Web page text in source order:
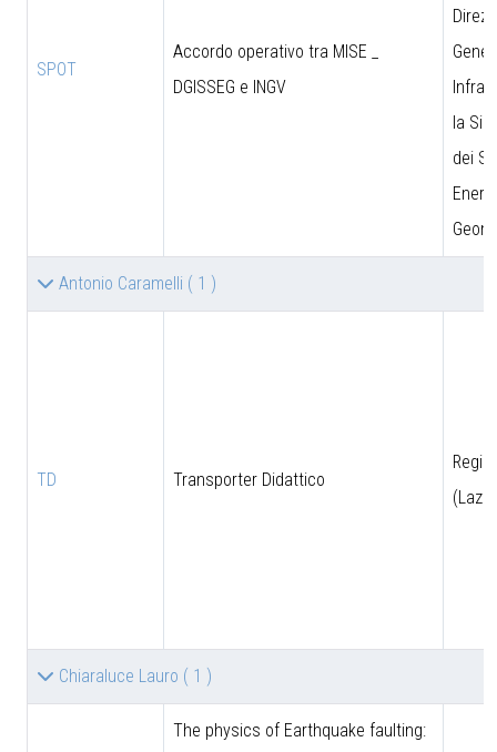
SPOT
Accordo operativo tra MISE _
DGISSEG e INGV
la
dei
Antonio Caramelli ( 1 )
TD Transporter Didattico
Chiaraluce Lauro ( 1 )
The physics of Earthquake faulting: